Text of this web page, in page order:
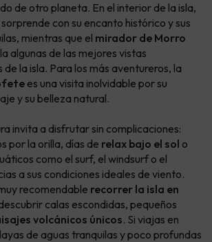
de otro planeta. En el interior de la isla,
sorprende con su encanto histórico y sus
mientras que el mirador de Morro
algunas de las mejores vistas
la isla. Para los más aventureros, la
es una visita inolvidable por su
y su belleza natural.
invita a disfrutar sin complicaciones:
por la orilla, días de relax bajo el sol o
como el surf, el windsurf o el
a sus condiciones ideales de viento.
recomendable recorrer la isla en
calas escondidas, pequeños
volcánicos únicos. Si viajas en
de aguas tranquilas y poco profundas